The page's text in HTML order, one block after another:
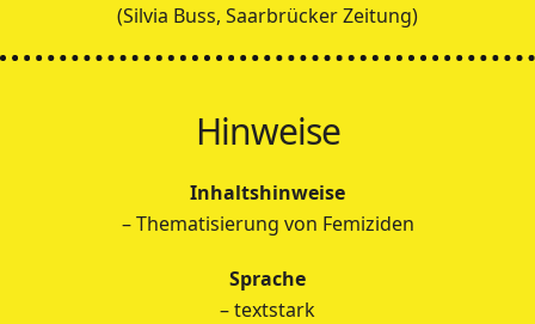
(Silvia Buss, Saarbrücker Zeitung)
Hinweise
Inhaltshinweise
– Thematisierung von Femiziden
Sprache
– textstark